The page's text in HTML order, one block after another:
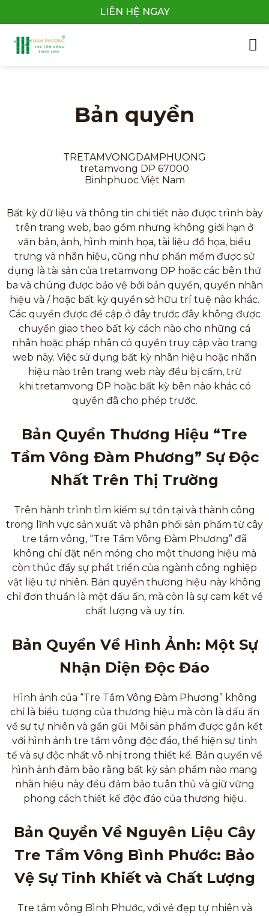
LIÊN HỆ NGAY
Bản quyền
TRETAMVONGDAMPHUONG
tretamvong DP 67000
Binhphuoc Việt Nam
Bất kỳ dữ liệu và thông tin chi tiết nào được trình bày
trên trang web, bao gồm nhưng không giới hạn ở
văn bản, ảnh, hình minh họa, tài liệu đồ họa, biểu
trưng và nhãn hiệu, cũng như phần mềm được sử
dụng là tài sản của tretamvong DP hoặc các bên thứ
ba và chúng được bảo vệ bởi bản quyền, quyền nhãn
hiệu và / hoặc bất kỳ quyền sở hữu trí tuệ nào khác.
Các quyền được đề cập ở đây trước đây không được
chuyển giao theo bất kỳ cách nào cho những cá
nhân hoặc pháp nhân có quyền truy cập vào trang
web này. Việc sử dụng bất kỳ nhãn hiệu hoặc nhãn
hiệu nào trên trang web này đều bị cấm, trừ
khi tretamvong DP hoặc bất kỳ bên nào khác có
quyền đã cho phép trước.
Bản Quyền Thương Hiệu “Tre
Tầm Vông Đàm Phương” Sự Độc
Nhất Trên Thị Trường
Trên hành trình tìm kiếm sự tồn tại và thành công
trong lĩnh vực sản xuất và phân phối sản phẩm từ cây
tre tầm vông, “Tre Tầm Vông Đàm Phương” đã
không chỉ đặt nền móng cho một thương hiệu mà
còn thúc đẩy sự phát triển của ngành công nghiệp
vật liệu tự nhiên. Bản quyền thương hiệu này không
chỉ đơn thuần là một dấu ấn, mà còn là sự cam kết về
chất lượng và uy tín.
Bản Quyền Về Hình Ảnh: Một Sự
Nhận Diện Độc Đáo
Hình ảnh của “Tre Tầm Vông Đàm Phương” không
chỉ là biểu tượng của thương hiệu mà còn là dấu ấn
về sự tự nhiên và gần gũi. Mỗi sản phẩm được gắn kết
với hình ảnh tre tầm vông độc đáo, thể hiện sự tinh
tế và sự độc nhất vô nhị trong thiết kế. Bản quyền về
hình ảnh đảm bảo rằng bất kỳ sản phẩm nào mang
nhãn hiệu này đều đảm bảo tuân thủ và giữ vững
phong cách thiết kế độc đáo của thương hiệu.
Bản Quyền Về Nguyên Liệu Cây
Tre Tầm Vông Bình Phước: Bảo
Vệ Sự Tinh Khiết và Chất Lượng
Tre tầm vông Bình Phước, với vẻ đẹp tự nhiên và